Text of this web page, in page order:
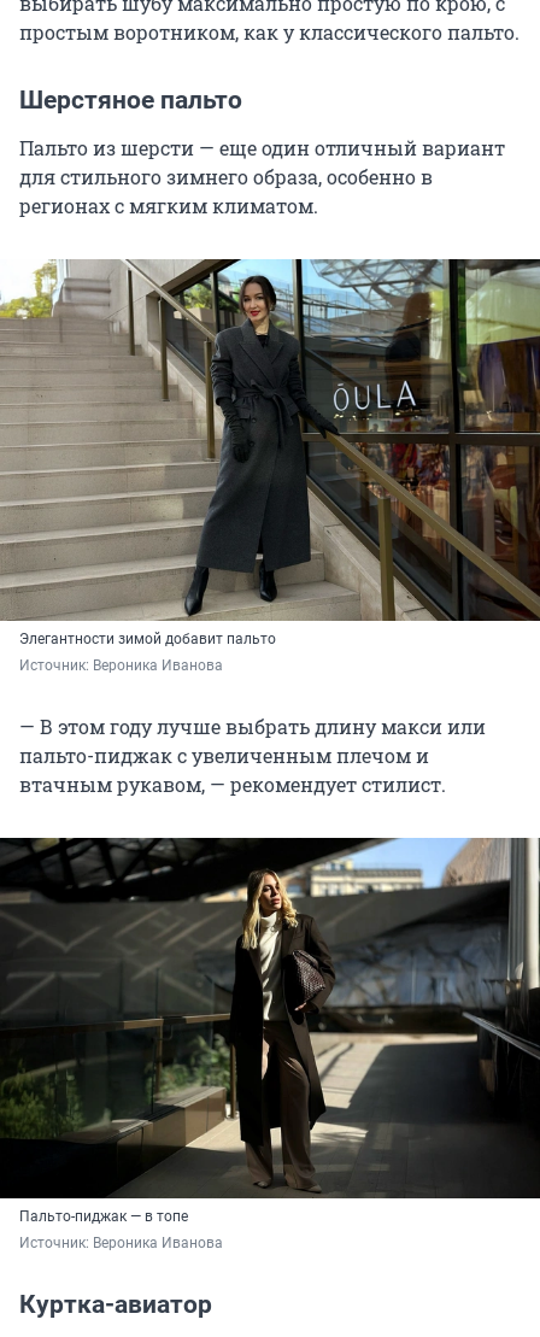
простым воротником, как у классического пальто.
Шерстяное пальто
Пальто из шерсти — еще один отличный вариант
для стильного зимнего образа, особенно в
регионах с мягким климатом.
Элегантности зимой добавит пальто
Источник: Вероника Иванова
— В этом году лучше выбрать длину макси или
пальто-пиджак с увеличенным плечом и
втачным рукавом, — рекомендует стилист.
Пальто-пиджак — в топе
Источник: Вероника Иванова
Куртка-авиатор